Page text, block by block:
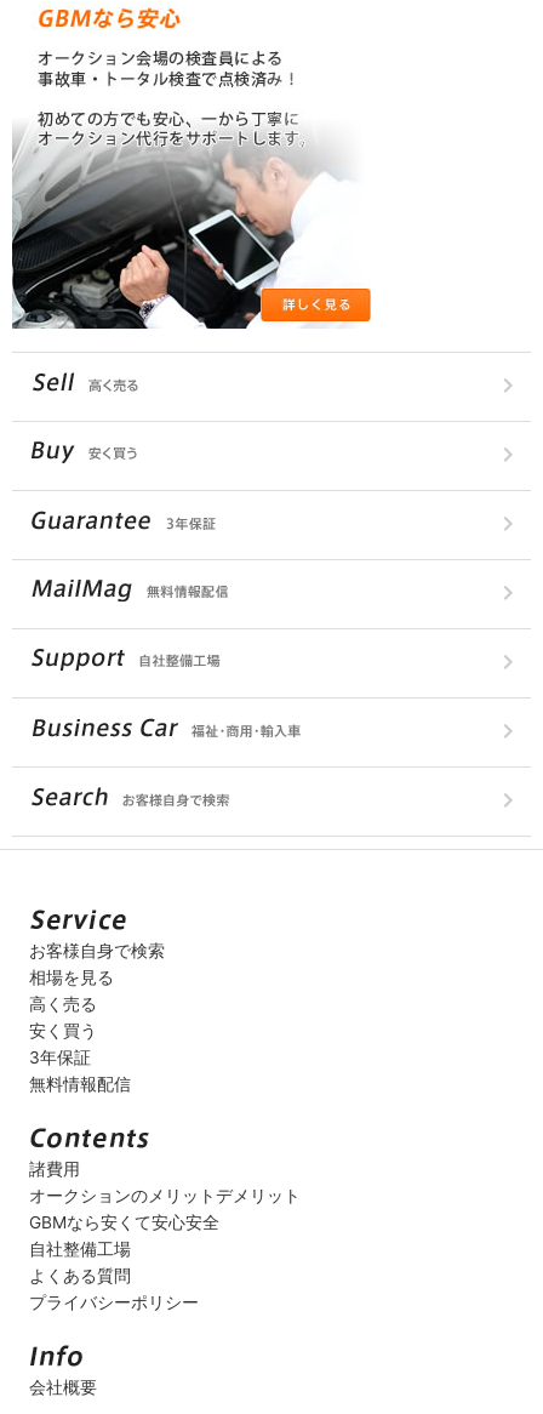
お客様自身で検索
相場を見る
高く売る
安く買う
3年保証
無料情報配信
諸費用
オークションのメリットデメリット
GBMなら安くて安心安全
自社整備工場
よくある質問
プライバシーポリシー
会社概要